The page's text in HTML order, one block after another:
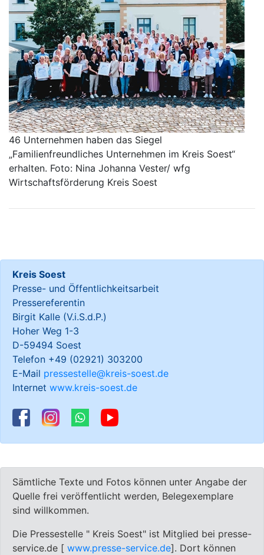
46 Unternehmen haben das Siegel
„Familienfreundliches Unternehmen im Kreis Soest“
erhalten. Foto: Nina Johanna Vester/ wfg
Wirtschaftsförderung Kreis Soest
Kreis Soest
Presse- und Öffentlichkeitsarbeit
Pressereferentin
Birgit Kalle (V.i.S.d.P.)
Hoher Weg 1-3
D-59494 Soest
Telefon +49 (02921) 303200
E-Mail pressestelle@kreis-soest.de
Internet www.kreis-soest.de
Sämtliche Texte und Fotos können unter Angabe der
Quelle frei veröffentlicht werden, Belegexemplare
sind willkommen.
Die Pressestelle " Kreis Soest" ist Mitglied bei presse-
service.de [ www.presse-service.de]. Dort können